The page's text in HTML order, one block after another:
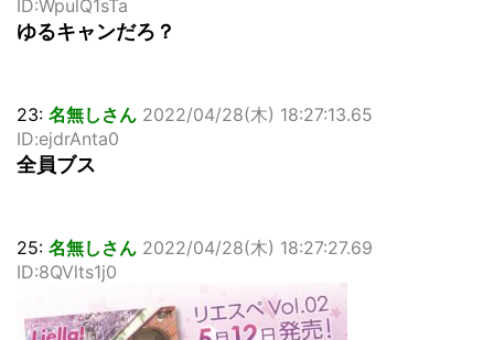
ID:WpulQ1sTa
ゆるキャンだろ？
23: 名無しさん 2022/04/28(木) 18:27:13.65
ID:ejdrAnta0
全員ブス
25: 名無しさん 2022/04/28(木) 18:27:27.69
ID:8QVlts1j0